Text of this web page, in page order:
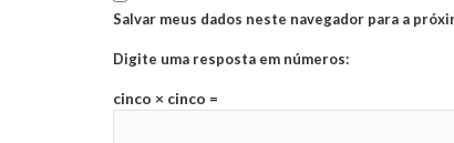
Salvar meus dados neste navegador para a
Digite uma resposta em números:
cinco × cinco =